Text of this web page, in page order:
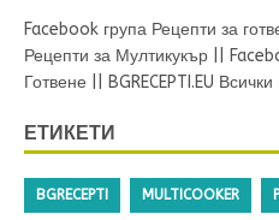
Facebook група Рецепти за
Рецепти за Мултикукър
Готвене
BGRECEPTI.EU
ЕТИКЕТИ
BGRECEPTI MULTICOOKER